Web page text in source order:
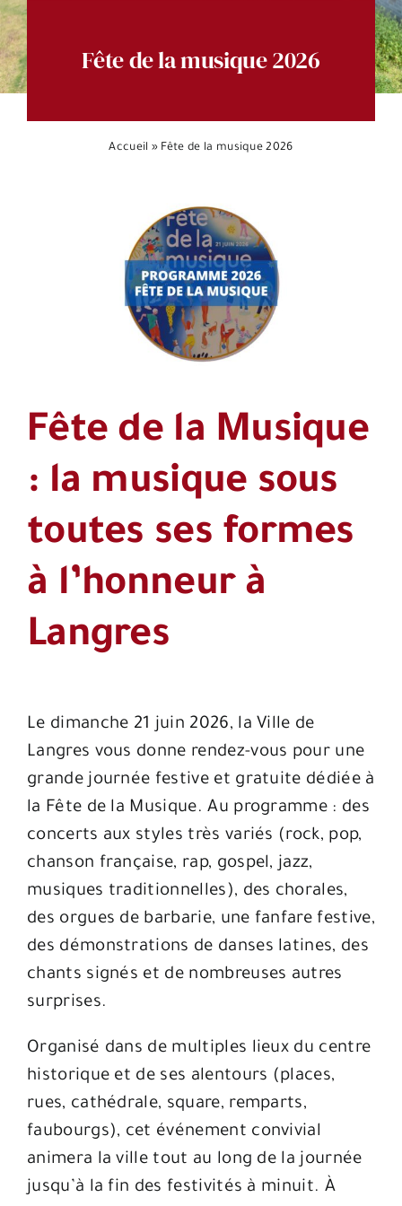
Espace citoyens
Fête de la musique 2026
Accueil » Fête de la musique 2026
Fête de la Musique
: la musique sous
toutes ses formes
à l’honneur à
Langres
Le dimanche 21 juin 2026, la Ville de
Langres vous donne rendez-vous pour une
grande journée festive et gratuite dédiée à
la Fête de la Musique. Au programme : des
concerts aux styles très variés (rock, pop,
chanson française, rap, gospel, jazz,
musiques traditionnelles), des chorales,
des orgues de barbarie, une fanfare festive,
des démonstrations de danses latines, des
chants signés et de nombreuses autres
surprises.
Organisé dans de multiples lieux du centre
historique et de ses alentours (places,
rues, cathédrale, square, remparts,
faubourgs), cet événement convivial
animera la ville tout au long de la journée
jusqu’à la fin des festivités à minuit. À